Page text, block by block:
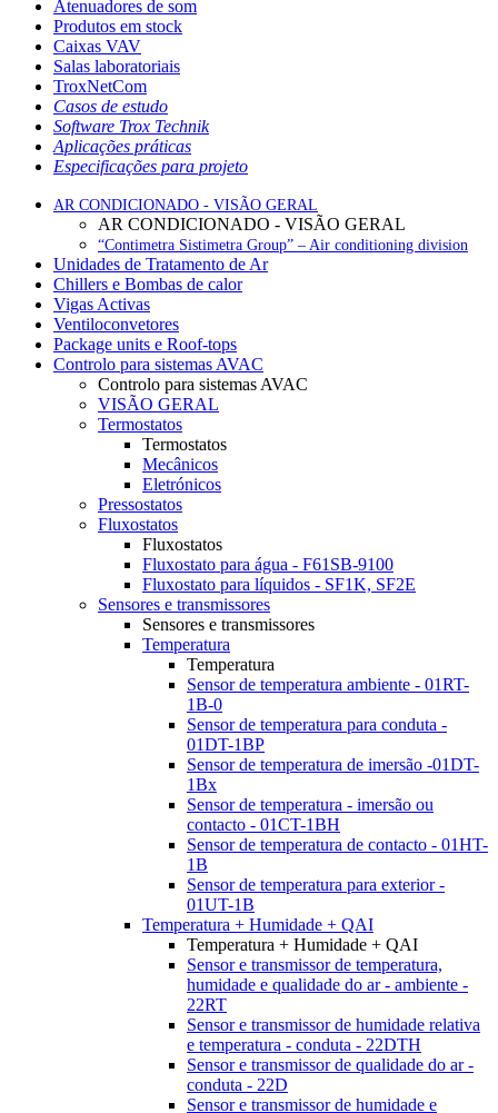
Atenuadores de som
Produtos em stock
Caixas VAV
Salas laboratoriais
TroxNetCom
Casos de estudo
Software Trox Technik
Aplicações práticas
Especificações para projeto
AR CONDICIONADO - VISÃO GERAL
AR CONDICIONADO - VISÃO GERAL
“Contimetra Sistimetra Group” – Air conditioning division
Unidades de Tratamento de Ar
Chillers e Bombas de calor
Vigas Activas
Ventiloconvetores
Package units e Roof-tops
Controlo para sistemas AVAC
Controlo para sistemas AVAC
VISÃO GERAL
Termostatos
Termostatos
Mecânicos
Eletrónicos
Pressostatos
Fluxostatos
Fluxostatos
Fluxostato para água - F61SB-9100
Fluxostato para líquidos - SF1K, SF2E
Sensores e transmissores
Sensores e transmissores
Temperatura
Temperatura
Sensor de temperatura ambiente - 01RT-
1B-0
Sensor de temperatura para conduta -
01DT-1BP
Sensor de temperatura de imersão -01DT-
1Bx
Sensor de temperatura - imersão ou
contacto - 01CT-1BH
Sensor de temperatura de contacto - 01HT-
1B
Sensor de temperatura para exterior -
01UT-1B
Temperatura + Humidade + QAI
Temperatura + Humidade + QAI
Sensor e transmissor de temperatura,
humidade e qualidade do ar - ambiente -
22RT
Sensor e transmissor de humidade relativa
e temperatura - conduta - 22DTH
Sensor e transmissor de qualidade do ar -
conduta - 22D
Sensor e transmissor de humidade e